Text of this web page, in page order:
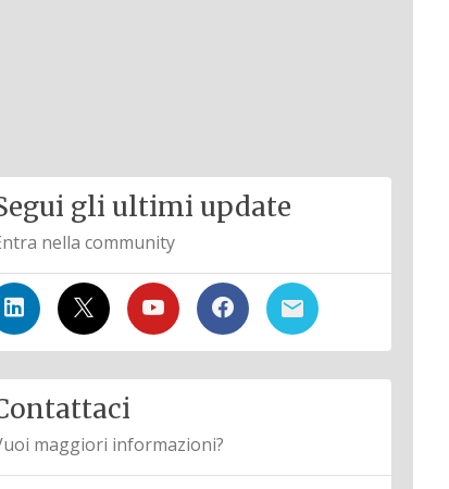
gli ultimi update
nella community
maggiori informazioni?